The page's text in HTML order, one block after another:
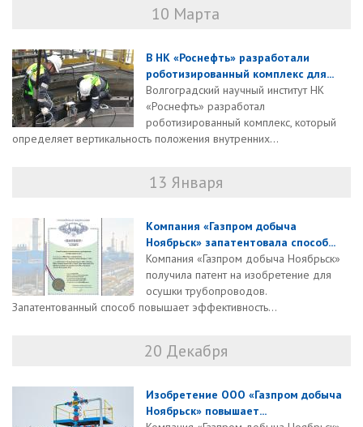
10 Марта
В НК «Роснефть» разработали
роботизированный комплекс для...
Волгоградский научный институт НК
«Роснефть» разработал
роботизированный комплекс, который
определяет вертикальность положения внутренних...
13 Января
Компания «Газпром добыча
Ноябрьск» запатентовала способ...
Компания «Газпром добыча Ноябрьск»
получила патент на изобретение для
осушки трубопроводов.
Запатентованный способ повышает эффективность...
20 Декабря
Изобретение ООО «Газпром добыча
Ноябрьск» повышает...